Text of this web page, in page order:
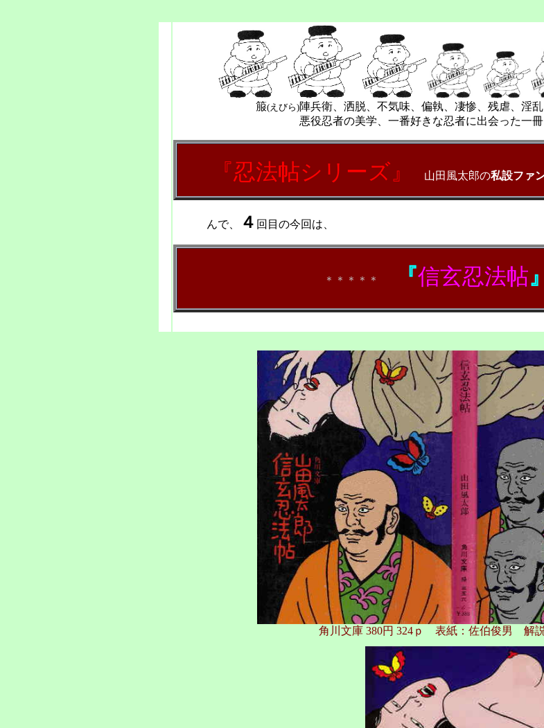
箙(えびら)陣兵衛、洒脱、 不気味、偏執、凄惨、残虐、淫乱
悪役忍者の美学、一番好きな忍者に出会った一冊
『忍法帖シリーズ 』 山田風太郎の私設ファ
んで、 ４ 回目の今回は、
＊＊＊＊＊ 『信玄忍法帖』
角川文庫 380円 324ｐ 表紙：佐伯俊男 解